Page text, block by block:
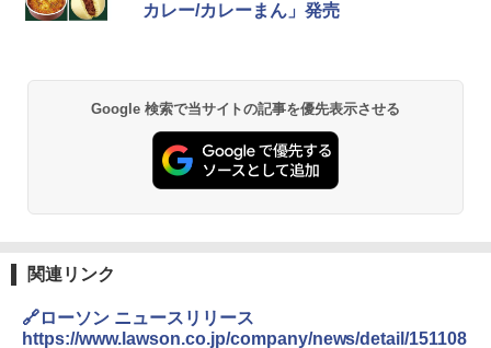
カレー/カレーまん」発売
Google 検索で当サイトの記事を優先表示させる
関連リンク
🔗ローソン ニュースリリース
https://www.lawson.co.jp/company/news/detail/151108